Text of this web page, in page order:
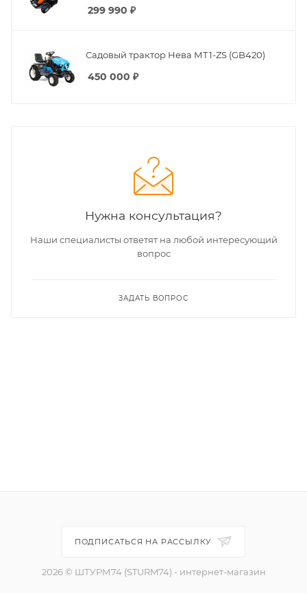
299 990 ₽
Садовый трактор Нева МТ1-ZS (GB420)
450 000 ₽
Нужна консультация?
Наши специалисты ответят на любой интересующий
вопрос
ЗАДАТЬ ВОПРОС
ПОДПИСАТЬСЯ НА РАССЫЛКУ
2026 © ШТУРМ74 (STURM74) - интернет-магазин